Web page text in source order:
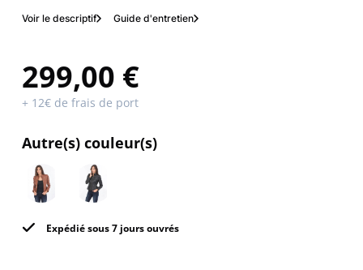
Voir le descriptif Guide d'entretien
299,00 €
+ 12€ de frais de port
Autre(s) couleur(s)
Expédié sous 7 jours ouvrés